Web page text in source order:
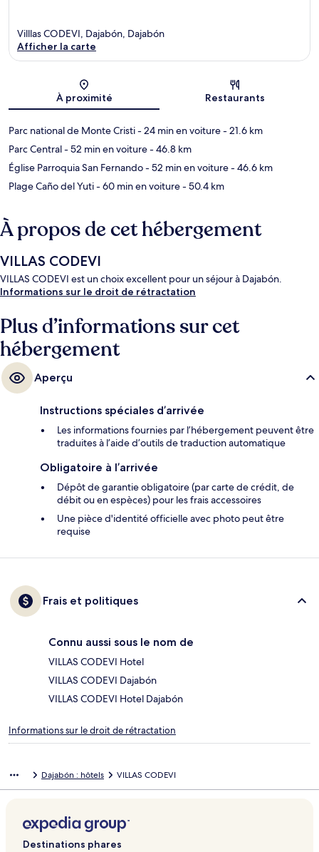
Villlas CODEVI, Dajabón, Dajabón
Afficher la carte
À proximité Restaurants
Parc national de Monte Cristi- 24 min en voiture- 21.6 km
Parc Central- 52 min en voiture- 46.8 km
Église Parroquia San Fernando- 52 min en voiture- 46.6 km
Plage Caño del Yuti- 60 min en voiture- 50.4 km
À propos de cet hébergement
VILLAS CODEVI
VILLAS CODEVI est un choix excellent pour un séjour à Dajabón.
Informations sur le droit de rétractation
Plus d’informations sur cet
hébergement
Aperçu
Instructions spéciales d’arrivée
Les informations fournies par l’hébergement peuvent être
traduites à l’aide d’outils de traduction automatique
Obligatoire à l’arrivée
Dépôt de garantie obligatoire (par carte de crédit, de
débit ou en espèces) pour les frais accessoires
Une pièce d'identité officielle avec photo peut être
requise
Frais et politiques
Connu aussi sous le nom de
VILLAS CODEVI Hotel
VILLAS CODEVI Dajabón
VILLAS CODEVI Hotel Dajabón
Informations sur le droit de rétractation
Dajabón : hôtels VILLAS CODEVI
Destinations phares